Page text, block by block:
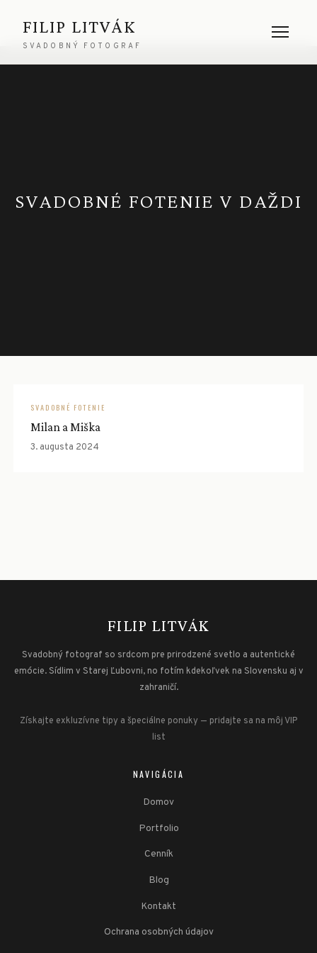
FILIP LITVÁK
SVADOBNÝ FOTOGRAF
SVADOBNÉ FOTENIE V DAŽDI
SVADOBNÉ FOTENIE
Milan a Miška
3. augusta 2024
FILIP LITVÁK
Svadobný fotograf so srdcom pre prirodzené svetlo a autentické
emócie. Sídlim v Starej Ľubovni, no fotím kdekoľvek na Slovensku aj v
zahraničí.
Získajte exkluzívne tipy a špeciálne ponuky — pridajte sa na môj VIP
list
NAVIGÁCIA
Domov
Portfolio
Cenník
Blog
Kontakt
Ochrana osobných údajov